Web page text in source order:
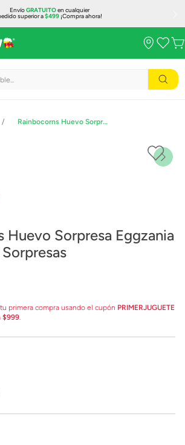
EnvíoGRATUITOen cualquier
superior a$499¡Compra ahora!
Rainbocorns Huevo Sorpresa Eggzania Gris con 20 Sorpresas
Huevo Sorpresa Eggzania
primera compra usando el cupón PRIMERJUGUETE
$999.